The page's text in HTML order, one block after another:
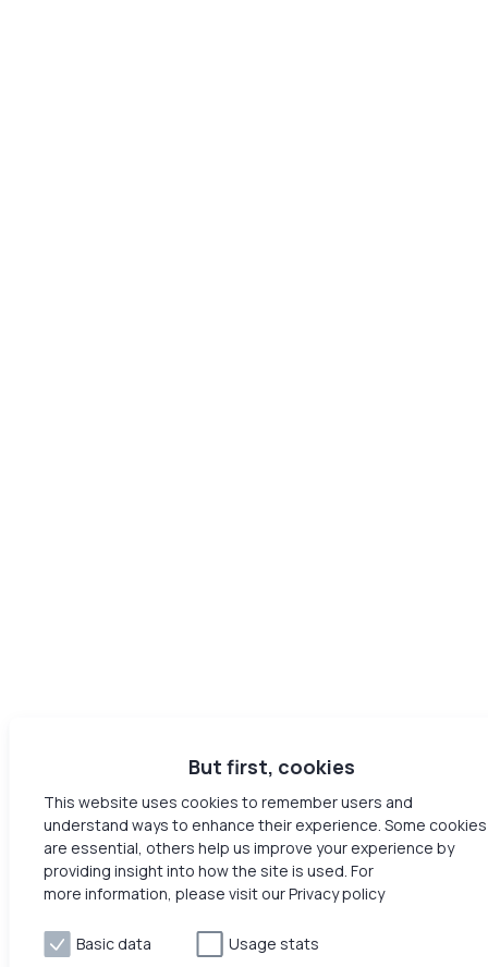
But first, cookies
This website uses cookies to remember users and
understand ways to enhance their experience. Some cookies
are essential, others help us improve your experience by
providing insight into how the site is used. For
more information, please visit our Privacy policy
Basic data Usage stats